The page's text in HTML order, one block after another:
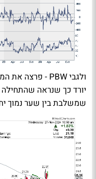
יורד כך שנראה
שמשלבת בין שער נמוך